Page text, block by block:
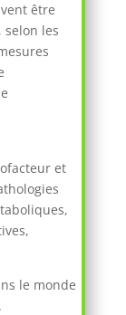
être
selon les
et
le monde